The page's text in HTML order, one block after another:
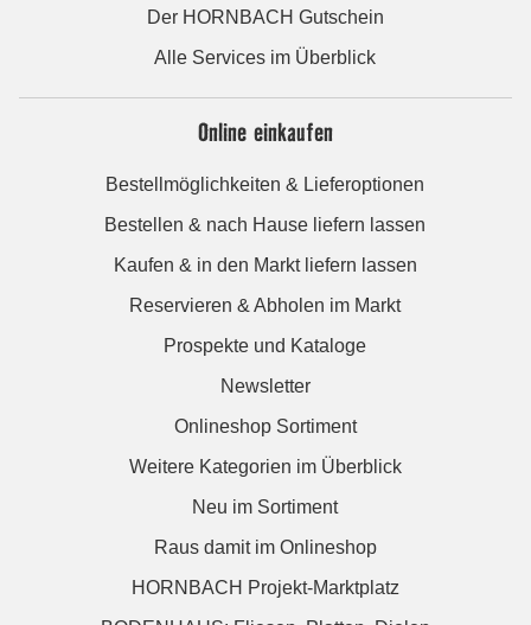
Der HORNBACH Gutschein
Alle Services im Überblick
Online einkaufen
Bestellmöglichkeiten & Lieferoptionen
Bestellen & nach Hause liefern lassen
Kaufen & in den Markt liefern lassen
Reservieren & Abholen im Markt
Prospekte und Kataloge
Newsletter
Onlineshop Sortiment
Weitere Kategorien im Überblick
Neu im Sortiment
Raus damit im Onlineshop
HORNBACH Projekt-Marktplatz